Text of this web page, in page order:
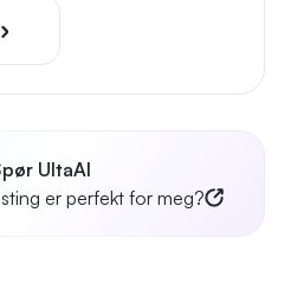
UltaAI
er perfekt for meg?